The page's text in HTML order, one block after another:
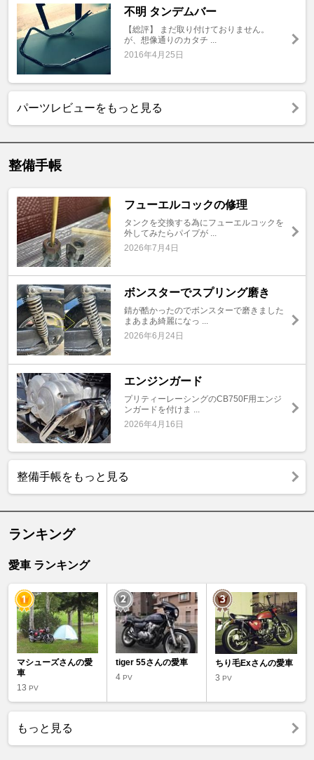
不明 タンデムバー
【総評】 まだ取り付けておりません。
が、想像通りのカタチ ...
2016年4月25日
パーツレビューをもっと見る
整備手帳
フューエルコックの修理
タンクを交換する為にフューエルコックを
外してみたらパイプが ...
2026年7月4日
ボンスターでスプリング磨き
錆が酷かったのでボンスターで磨きました
まあまあ綺麗になっ ...
2026年6月24日
エンジンガード
プリティーレーシングのCB750F用エンジ
ンガードを付けま ...
2026年4月16日
整備手帳をもっと見る
ランキング
愛車 ランキング
マシューズさんの愛
車
13 PV
tiger 55さんの愛車
4PV
ちり毛Exさんの愛車
3 PV
もっと見る